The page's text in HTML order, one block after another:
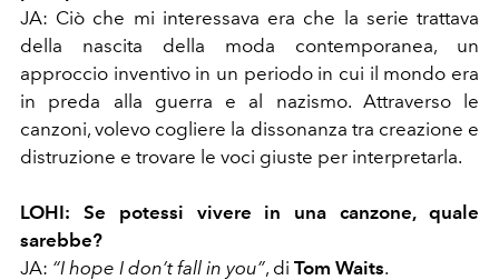
JA: Ciò che mi interessava era che la serie trattava
della nascita della moda contemporanea, un
approccio inventivo in un periodo in cui il mondo era
in preda alla guerra e al nazismo. Attraverso le
canzoni, volevo cogliere la dissonanza tra creazione e
distruzione e trovare le voci giuste per interpretarla.
LOHI: Se potessi vivere in una canzone, quale
sarebbe?
JA: “I hope I don’t fall in you”, di Tom Waits.